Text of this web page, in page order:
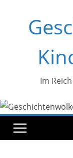
springen
Im